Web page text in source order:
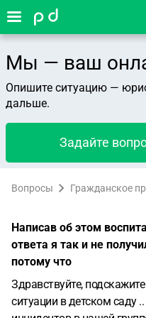
Мы — ваш
Опишите ситуацию —
дальше.
Задайте
Вопросы Гражданское
Написав об этом
ответа я так и не
потому что
Здравствуйте,
ситуации в детском саду